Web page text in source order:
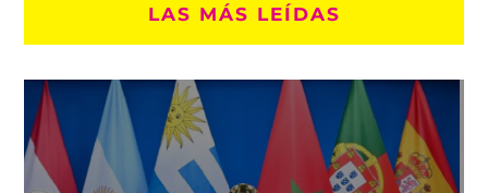
LAS MÁS LEÍDAS